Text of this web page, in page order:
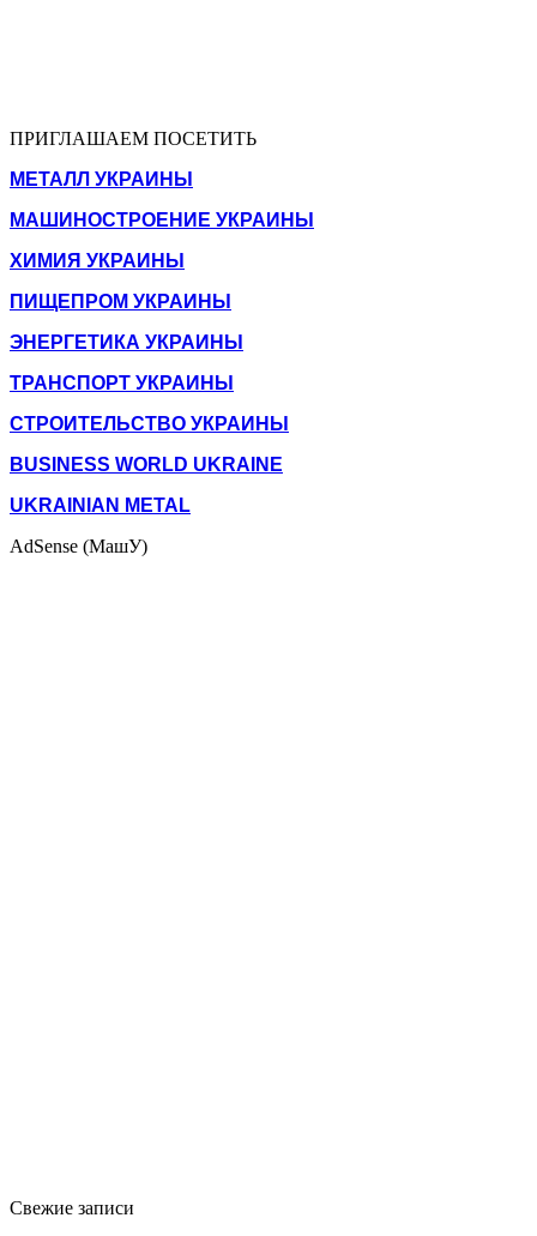
ПРИГЛАШАЕМ ПОСЕТИТЬ
МЕТАЛЛ УКРАИНЫ
МАШИНОСТРОЕНИЕ УКРАИНЫ
ХИМИЯ УКРАИНЫ
ПИЩЕПРОМ УКРАИНЫ
ЭНЕРГЕТИКА УКРАИНЫ
ТРАНСПОРТ УКРАИНЫ
СТРОИТЕЛЬСТВО УКРАИНЫ
BUSINESS WORLD UKRAINE
UKRAINIAN METAL
AdSense (МашУ)
Свежие записи